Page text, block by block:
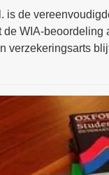
is de
de WIA-
verzekeringsarts